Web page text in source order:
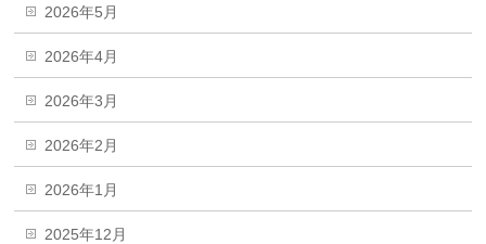
2026年5月
2026年4月
2026年3月
2026年2月
2026年1月
2025年12月